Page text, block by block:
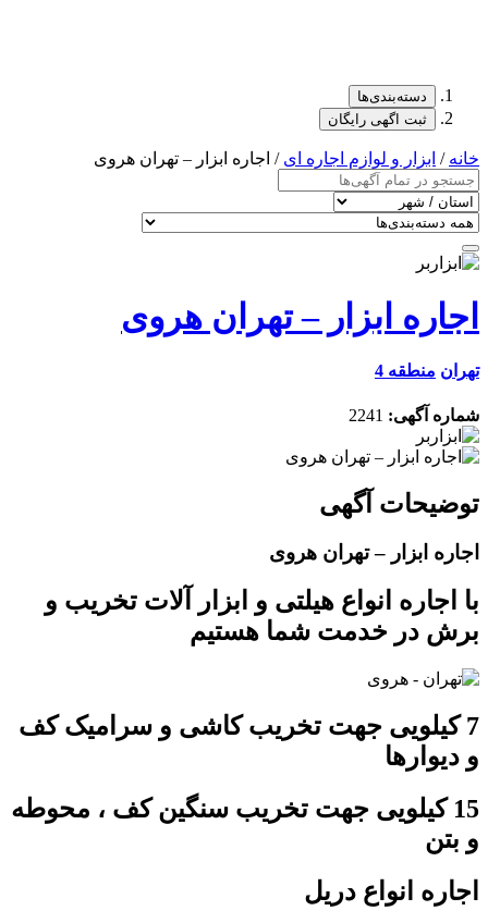
دسته‌بندی‌ها
ثبت اگهی رایگان
خانه/ ابزار و لوازم اجاره ای/ اجاره ابزار – تهران هروی
اجاره ابزار – تهران هروی
تهران منطقه 4
شماره آگهی: 2241
توضیحات آگهی
اجاره ابزار – تهران هروی
با اجاره انواع هیلتی و ابزار آلات تخریب و
برش در خدمت شما هستیم
7 کیلویی جهت تخریب کاشی و سرامیک کف
و دیوارها
15 کیلویی جهت تخریب سنگین کف ، محوطه
و بتن
اجاره انواع دریل